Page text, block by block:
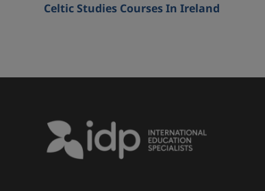
Celtic Studies Courses In Ireland